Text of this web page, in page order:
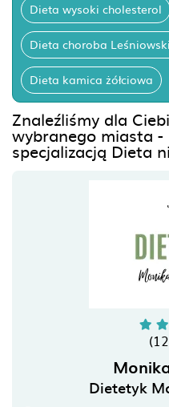
Dieta wysoki cholesterol
Dieta choroba
Dieta kamica żółciowa
Znaleźliśmy dla
wybranego miasta -
specjalizacją Dieta
Dietetyk